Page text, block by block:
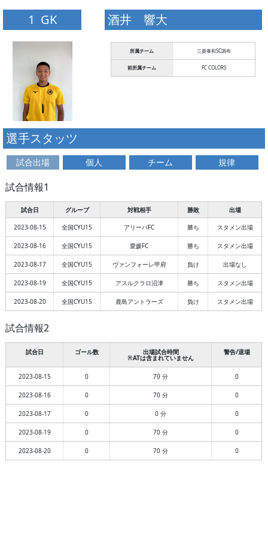
1 GK 酒井 響大
所属チーム 三菱養和SC調布
前所属チーム FC COLORS
選手スタッツ
試合出場 個人 チーム 規律
試合情報1
試合日 グループ 対戦相手 勝敗 出場
2023-08-15 全国CYU15 アリーバFC 勝ち スタメン出場
2023-08-16 全国CYU15 愛媛FC 勝ち スタメン出場
2023-08-17 全国CYU15 ヴァンフォーレ甲府 負け 出場なし
2023-08-19 全国CYU15 アスルクラロ沼津 勝ち スタメン出場
2023-08-20 全国CYU15 鹿島アントラーズ 負け スタメン出場
試合情報2
試合日 ゴール数 出場試合時間
※ATは含まれていません
警告/退場
2023-08-15 0 70 分 0
2023-08-16 0 70 分 0
2023-08-17 0 0 分 0
2023-08-19 0 70 分 0
2023-08-20 0 70 分 0